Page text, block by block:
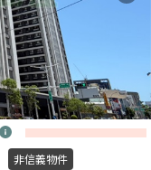
非信義物件